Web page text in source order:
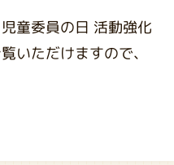
童委員の日 活動強化
いただけますので、